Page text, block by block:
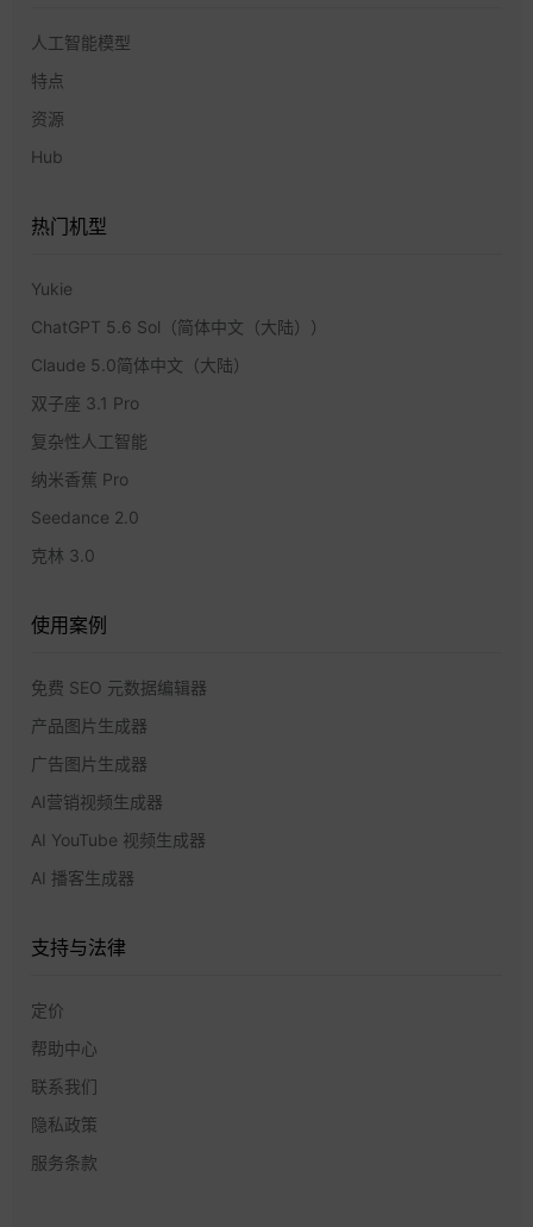
人工智能模型
特点
资源
Hub
热门机型
Yukie
ChatGPT 5.6 Sol（简体中文（大陆））
Claude 5.0简体中文（大陆）
双子座 3.1 Pro
复杂性人工智能
纳米香蕉 Pro
Seedance 2.0
克林 3.0
使用案例
免费 SEO 元数据编辑器
产品图片生成器
广告图片生成器
AI营销视频生成器
AI YouTube 视频生成器
AI 播客生成器
支持与法律
定价
帮助中心
联系我们
隐私政策
服务条款